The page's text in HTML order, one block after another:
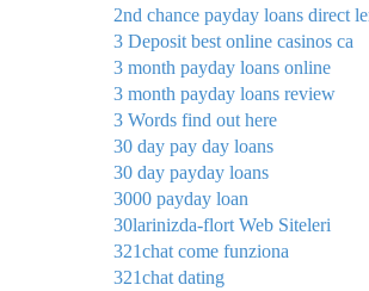
2nd chance payday loans direct
3 Deposit best online casinos ca
3 month payday loans online
3 month payday loans review
3 Words find out here
30 day pay day loans
30 day payday loans
3000 payday loan
30larinizda-flort Web Siteleri
321chat come funziona
321chat dating